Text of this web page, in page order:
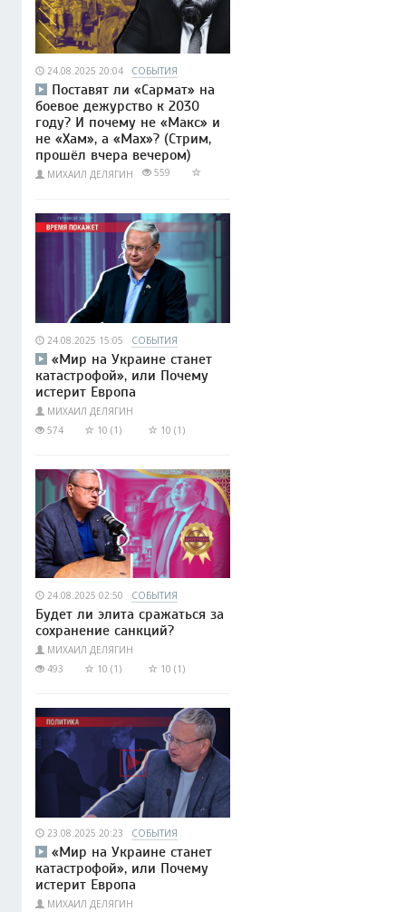
24.08.2025 20:04 СОБЫТИЯ
Поставят ли «Сармат» на
боевое дежурство к 2030
году? И почему не «Макс» и
не «Хам», а «Мах»? (Стрим,
прошёл вчера вечером)
МИХАИЛ ДЕЛЯГИН 559
24.08.2025 15:05 СОБЫТИЯ
«Мир на Украине станет
катастрофой», или Почему
истерит Европа
МИХАИЛ ДЕЛЯГИН
574
10 (1) 10 (1)
24.08.2025 02:50 СОБЫТИЯ
Будет ли элита сражаться за
сохранение санкций?
МИХАИЛ ДЕЛЯГИН
493
10 (1) 10 (1)
23.08.2025 20:23 СОБЫТИЯ
«Мир на Украине станет
катастрофой», или Почему
истерит Европа
МИХАИЛ ДЕЛЯГИН